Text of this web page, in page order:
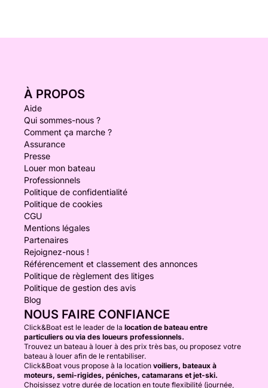
À PROPOS
Aide
Qui sommes-nous ?
Comment ça marche ?
Assurance
Presse
Louer mon bateau
Professionnels
Politique de confidentialité
Politique de cookies
CGU
Mentions légales
Partenaires
Rejoignez-nous !
Référencement et classement des annonces
Politique de règlement des litiges
Politique de gestion des avis
Blog
NOUS FAIRE CONFIANCE
Click&Boat est le leader de la location de bateau entre
particuliers ou via des loueurs professionnels.
Trouvez un bateau à louer à des prix très bas, ou proposez votre
bateau à louer afin de le rentabiliser.
Click&Boat vous propose à la location voiliers, bateaux à
moteurs, semi-rigides, péniches, catamarans et jet-ski.
Choisissez votre durée de location en toute flexibilité (journée,